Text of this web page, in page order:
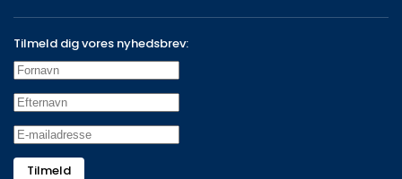
Tilmeld dig vores nyhedsbrev:
Tilmeld